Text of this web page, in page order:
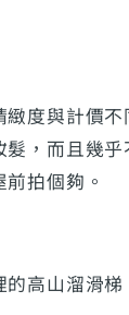
度與計價
髮，而且幾
拍個夠。
的高山溜滑